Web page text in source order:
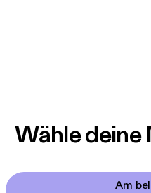
Wähle
Am